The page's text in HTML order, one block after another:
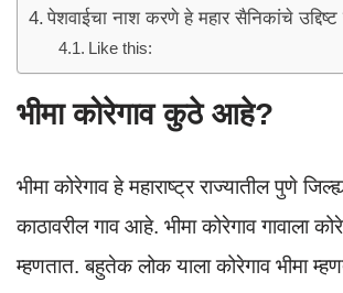
पेशवाईचा नाश करणे हे महार सैनिकांचे उद्दिष्ट
Like this:
भीमा कोरेगाव कुठे आहे?
भीमा कोरेगाव हे महाराष्ट्र राज्यातील पुणे
काठावरील गाव आहे. भीमा कोरेगाव गावाला
म्हणतात. बहुतेक लोक याला कोरेगाव भीमा